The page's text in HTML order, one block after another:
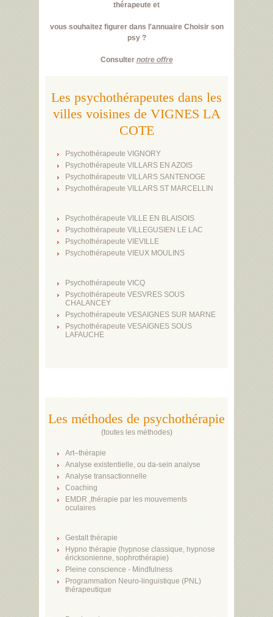
thérapeute et
vous souhaitez figurer dans l'annuaire Choisir son
psy ?
Consulter notre offre
Les psychothérapeutes dans les
villes voisines de VIGNES LA
COTE
Psychothérapeute VIGNORY
Psychothérapeute VILLARS EN AZOIS
Psychothérapeute VILLARS SANTENOGE
Psychothérapeute VILLARS ST MARCELLIN
Psychothérapeute VILLE EN BLAISOIS
Psychothérapeute VILLEGUSIEN LE LAC
Psychothérapeute VIEVILLE
Psychothérapeute VIEUX MOULINS
Psychothérapeute VICQ
Psychothérapeute VESVRES SOUS
CHALANCEY
Psychothérapeute VESAIGNES SUR MARNE
Psychothérapeute VESAIGNES SOUS
LAFAUCHE
Les méthodes de psychothérapie
(toutes les méthodes)
Art–thérapie
Analyse existentielle, ou da-sein analyse
Analyse transactionnelle
Coaching
EMDR ,thérapie par les mouvements
oculaires
Gestalt thérapie
Hypno thérapie (hypnose classique, hypnose
éricksonienne, sophrothérapie)
Pleine conscience - Mindfulness
Programmation Neuro-linguistique (PNL)
thérapeutique